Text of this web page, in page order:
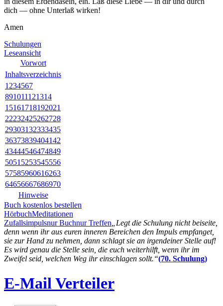
dich — ohne Unterlaß wirken!
Amen
Schulungen
Leseansicht
Vorwort
Inhaltsverzeichnis
1 234567
891011121314
15161718192021
22232425262728
29303132333435
36373839404142
43444546474849
5051 5253545556
57585960616263
64656667686970
Hinweise
Buch kostenlos bestellen
HörbuchMeditationen
Zufallsimpulsnur Buchnur Treffen „Legt die Schulung nicht beiseite,
denn wenn ihr aus euren inneren Bereichen den Impuls empfanget,
sie zur Hand zu nehmen, dann schlagt sie an irgendeiner Stelle auf!
Es wird genau die Stelle sein, die euch weiterhilft, wenn ihr im
Zweifel seid, welchen Weg ihr einschlagen sollt.“(70. Schulung)
E-Mail Verteiler